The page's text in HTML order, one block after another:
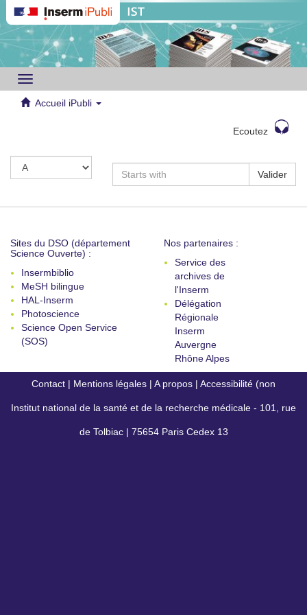
Toggle
navigation
Accueil iPubli
Ecoutez
Valider
Sites du DSO (département
Science Ouverte) :
Insermbiblio
MeSH bilingue
HAL-Inserm
Photoscience
Science Open Service
(SOS)
Nos partenaires :
Service des
archives de
l'Inserm
Délégation
Régionale
Inserm
Auvergne
Rhône Alpes
Contact | Mentions légales | A propos | Accessibilité (non
conforme)
Institut national de la santé et de la recherche médicale - 101, rue
de Tolbiac | 75654 Paris Cedex 13